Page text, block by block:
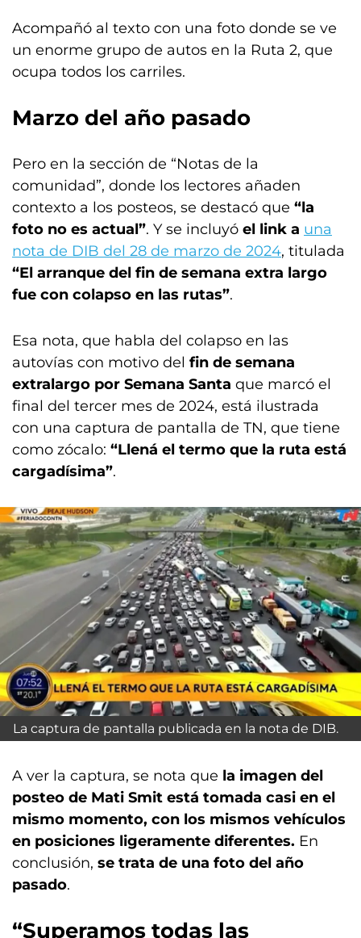
Acompañó al texto con una foto donde se ve
un enorme grupo de autos en la Ruta 2, que
ocupa todos los carriles.
Marzo del año pasado
Pero en la sección de “Notas de la
comunidad”, donde los lectores añaden
contexto a los posteos, se destacó que “la
foto no es actual”. Y se incluyó el link a una
nota de DIB del 28 de marzo de 2024, titulada
“El arranque del fin de semana extra largo
fue con colapso en las rutas”.
Esa nota, que habla del colapso en las
autovías con motivo del fin de semana
extralargo por Semana Santa que marcó el
final del tercer mes de 2024, está ilustrada
con una captura de pantalla de TN, que tiene
como zócalo: “Llená el termo que la ruta está
cargadísima”.
La captura de pantalla publicada en la nota de DIB.
A ver la captura, se nota que la imagen del
posteo de Mati Smit está tomada casi en el
mismo momento, con los mismos vehículos
en posiciones ligeramente diferentes. En
conclusión, se trata de una foto del año
pasado.
“Superamos todas las